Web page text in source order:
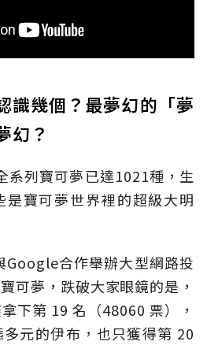
識幾個？最夢幻的「夢
幻？
系列寶可夢已達1021種，生
是寶可夢世界裡的超級大明
Google合作舉辦大型網路投
可夢，跌破大家眼鏡的是，
下第 19 名（48060 票），
元的伊布，也只獲得第 20